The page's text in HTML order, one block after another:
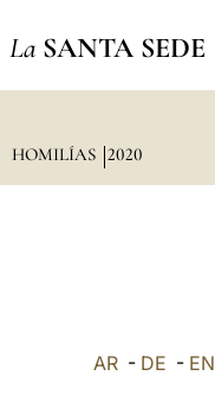
La SANTA SEDE
HOMILÍAS 2020
AR - DE - EN